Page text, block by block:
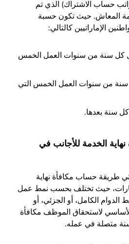
حساب الاشتراك) الذي تم
المعاش. حيث تكون حسبة
الإماراتيين كالتالي:
كل سنة من سنوات العمل الخمس
من سنوات العمل الخمس التي
سنة بعدها.
الخدمة للأجانب في
طريقة حساب مكافأة نهاية
حيث تختلف بحسب نمط عمل
الكامل، أو الجزئي، أو
لاستحقاق الموظف مكافأة
سنة متصلة في عمله.